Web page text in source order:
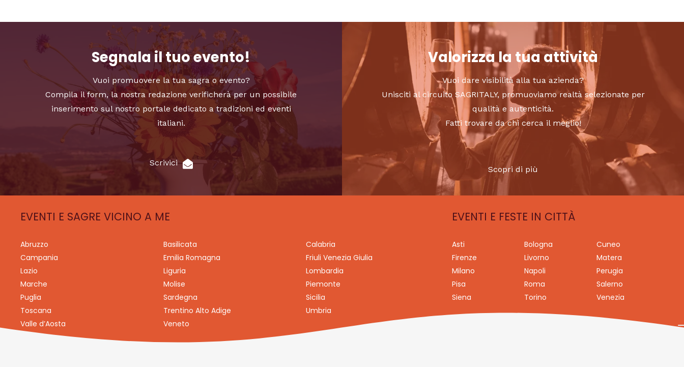
Segnala il tuo evento!
Vuoi promuovere la tua sagra o evento?
Compila il form, la nostra redazione verificherà per un possibile
inserimento sul nostro portale dedicato a tradizioni ed eventi
italiani.
Scrivici
Valorizza la tua attività
Vuoi dare visibilità alla tua azienda?
Unisciti al circuito SAGRITALY, promuoviamo realtà selezionate per
qualità e autenticità.
Fatti trovare da chi cerca il meglio!
Scopri di più
EVENTI E SAGRE VICINO A ME
Abruzzo Basilicata
Calabria
Campania
Emilia Romagna
Friuli Venezia Giulia
Lazio
Liguria
Lombardia
Marche
Molise
Piemonte
Puglia
Sardegna
Sicilia
Toscana
Trentino Alto Adige
Umbria
Valle d’Aosta
Veneto
EVENTI E FESTE IN CITTÀ
Asti Bologna
Cuneo
Firenze
Livorno
Matera
Milano
Napoli
Perugia
Pisa
Roma
Salerno
Siena
Torino Venezia